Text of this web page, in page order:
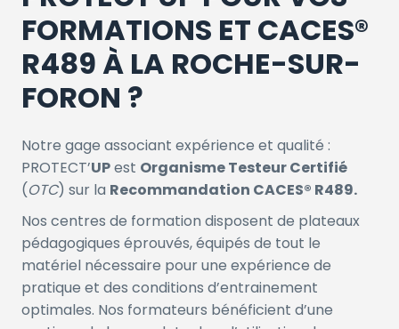
FORMATIONS ET CACES®
R489 À LA ROCHE-SUR-
FORON ?
Notre gage associant expérience et qualité :
PROTECT’UPest Organisme Testeur Certifié
(OTC) sur la Recommandation CACES® R489.
Nos centres de formation disposent de plateaux
pédagogiques éprouvés, équipés de tout le
matériel nécessaire pour une expérience de
pratique et des conditions d’entrainement
optimales. Nos formateurs bénéficient d’une